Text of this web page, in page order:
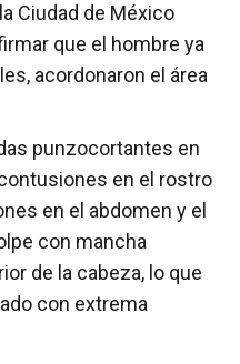
Ciudad de México
que el hombre ya
acordonaron el área
punzocortantes en
en el rostro
en el abdomen y el
con mancha
de la cabeza, lo que
con extrema